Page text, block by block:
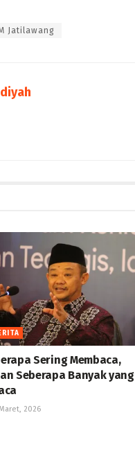
Jatilawang
Sering Membaca,
Seberapa Banyak yang
2026